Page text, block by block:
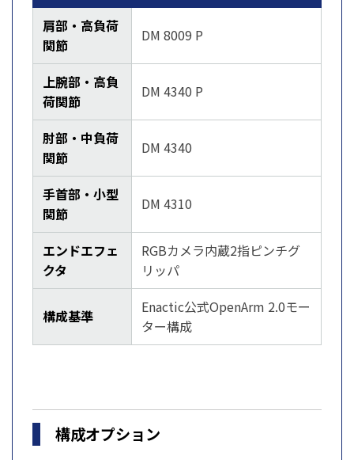
肩部・高負荷
関節
DM 8009 P
上腕部・高負
荷関節
DM 4340 P
肘部・中負荷
関節
DM 4340
手首部・小型
関節
DM 4310
エンドエフェ
クタ
RGBカメラ内蔵2指ピンチグ
リッパ
構成基準
Enactic公式OpenArm 2.0モー
ター構成
構成オプション